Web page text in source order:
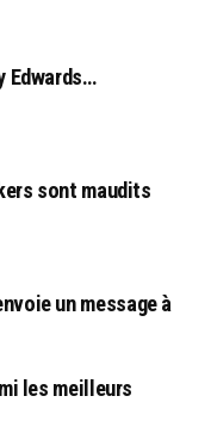
Edwards…
sont maudits
un message à
les meilleurs